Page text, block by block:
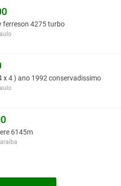
ferreson 4275 turbo
x 4 ) ano 1992 conservadissimo
6145m